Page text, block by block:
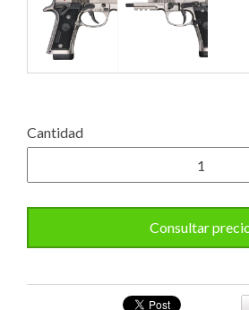
Cantidad